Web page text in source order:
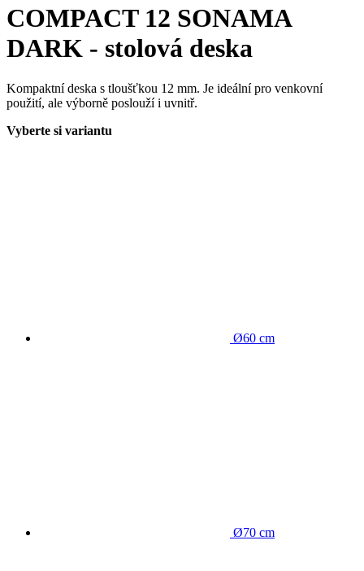
COMPACT 12 SONAMA
DARK - stolová deska
Kompaktní deska s tloušťkou 12 mm. Je ideální pro venkovní
použití, ale výborně poslouží i uvnitř.
Vyberte si variantu
Ø60 cm
Ø70 cm